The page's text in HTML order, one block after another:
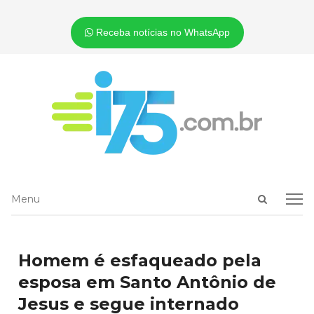
Receba notícias no WhatsApp
Open
Menu
Menu
Homem é esfaqueado pela
esposa em Santo Antônio de
Jesus e segue internado